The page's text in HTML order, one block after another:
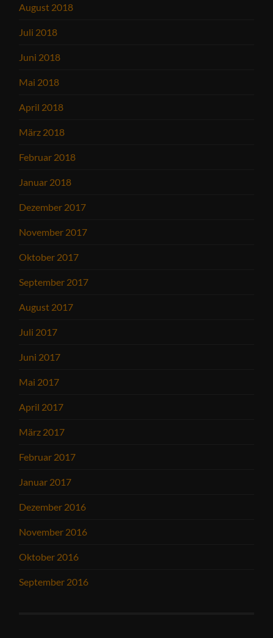
August 2018
Juli 2018
Juni 2018
Mai 2018
April 2018
März 2018
Februar 2018
Januar 2018
Dezember 2017
November 2017
Oktober 2017
September 2017
August 2017
Juli 2017
Juni 2017
Mai 2017
April 2017
März 2017
Februar 2017
Januar 2017
Dezember 2016
November 2016
Oktober 2016
September 2016